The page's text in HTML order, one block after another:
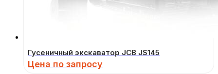
Гусеничный экскаватор JCB JS145
Цена по запросу